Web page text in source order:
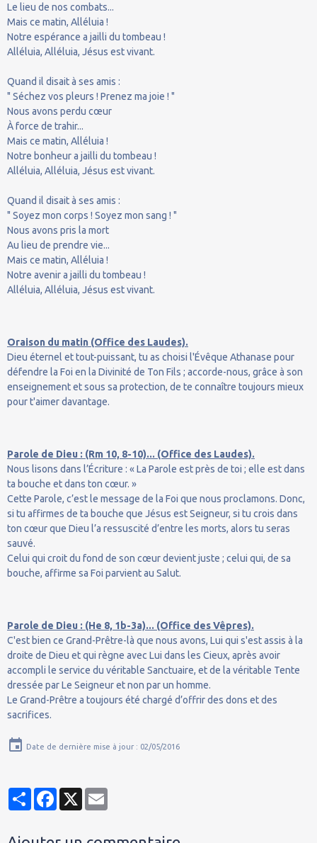
Le lieu de nos combats...
Mais ce matin, Alléluia !
Notre espérance a jailli du tombeau !
Alléluia, Alléluia, Jésus est vivant.
Quand il disait à ses amis :
" Séchez vos pleurs ! Prenez ma joie ! "
Nous avons perdu cœur
À force de trahir...
Mais ce matin, Alléluia !
Notre bonheur a jailli du tombeau !
Alléluia, Alléluia, Jésus est vivant.
Quand il disait à ses amis :
" Soyez mon corps ! Soyez mon sang ! "
Nous avons pris la mort
Au lieu de prendre vie...
Mais ce matin, Alléluia !
Notre avenir a jailli du tombeau !
Alléluia, Alléluia, Jésus est vivant.
Oraison du matin (Office des Laudes).
Dieu éternel et tout-puissant, tu as choisi l'Évêque Athanase pour
défendre la Foi en la Divinité de Ton Fils ; accorde-nous, grâce à son
enseignement et sous sa protection, de te connaître toujours mieux
pour t'aimer davantage.
Parole de Dieu : (Rm 10, 8-10)... (Office des Laudes).
Nous lisons dans l’Écriture : « La Parole est près de toi ; elle est dans
ta bouche et dans ton cœur. »
Cette Parole, c’est le message de la Foi que nous proclamons. Donc,
si tu affirmes de ta bouche que Jésus est Seigneur, si tu crois dans
ton cœur que Dieu l’a ressuscité d’entre les morts, alors tu seras
sauvé.
Celui qui croit du fond de son cœur devient juste ; celui qui, de sa
bouche, affirme sa Foi parvient au Salut.
Parole de Dieu : (He 8, 1b-3a)... (Office des Vêpres).
C'est bien ce Grand-Prêtre-là que nous avons, Lui qui s'est assis à la
droite de Dieu et qui règne avec Lui dans les Cieux, après avoir
accompli le service du véritable Sanctuaire, et de la véritable Tente
dressée par Le Seigneur et non par un homme.
Le Grand-Prêtre a toujours été chargé d’offrir des dons et des
sacrifices.
Date de dernière mise à jour : 02/05/2016
PartagerFacebook
X